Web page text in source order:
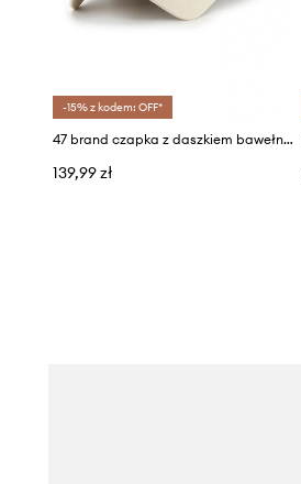
-15% z kodem: OFF*
47 brand czapka z daszkiem bawełniana MLB New York Yankees
139,99 zł